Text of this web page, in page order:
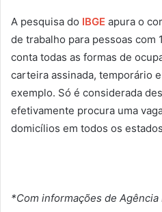
A pesquisa do IBGE apura o
de trabalho para pessoas com
conta todas as formas de
carteira assinada, temporário
exemplo. Só é considerada
efetivamente procura uma
domicílios em todos os
*Com informações de Agência